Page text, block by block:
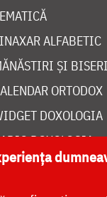
ALFABETIC
ȘI
ORTODOX
DOXOLOGIA
DOXOLOGIA